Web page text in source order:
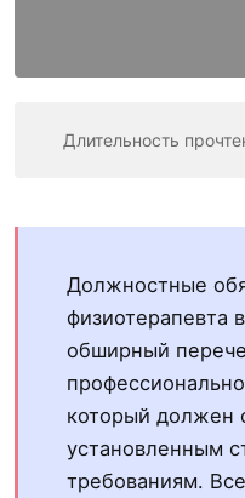
Длительность
Должностные
физиотерапевта
обширный
который должен
установленным
требованиям.